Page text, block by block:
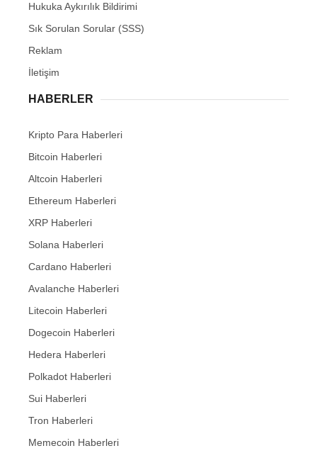
Hukuka Aykırılık Bildirimi
Sık Sorulan Sorular (SSS)
Reklam
İletişim
HABERLER
Kripto Para Haberleri
Bitcoin Haberleri
Altcoin Haberleri
Ethereum Haberleri
XRP Haberleri
Solana Haberleri
Cardano Haberleri
Avalanche Haberleri
Litecoin Haberleri
Dogecoin Haberleri
Hedera Haberleri
Polkadot Haberleri
Sui Haberleri
Tron Haberleri
Memecoin Haberleri